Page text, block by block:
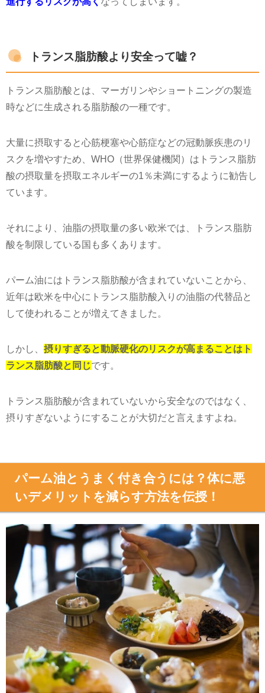
トランス脂肪酸より安全って嘘？
トランス脂肪酸とは、マーガリンやショートニングの製造
時などに生成される脂肪酸の一種です。
大量に摂取すると心筋梗塞や心筋症などの冠動脈疾患のリ
スクを増やすため、WHO（世界保健機関）はトランス脂肪
酸の摂取量を摂取エネルギーの1％未満にするように勧告し
ています。
それにより、油脂の摂取量の多い欧米では、トランス脂肪
酸を制限している国も多くあります。
パーム油にはトランス脂肪酸が含まれていないことから、
近年は欧米を中心にトランス脂肪酸入りの油脂の代替品と
して使われることが増えてきました。
しかし、 摂りすぎると動脈硬化のリスクが高まることはト
ランス脂肪酸と同じです。
トランス脂肪酸が含まれていないから安全なのではなく、
摂りすぎないようにすることが大切だと言えますよね。
パーム油とうまく付き合うには？体に悪
いデメリットを減らす方法を伝授！